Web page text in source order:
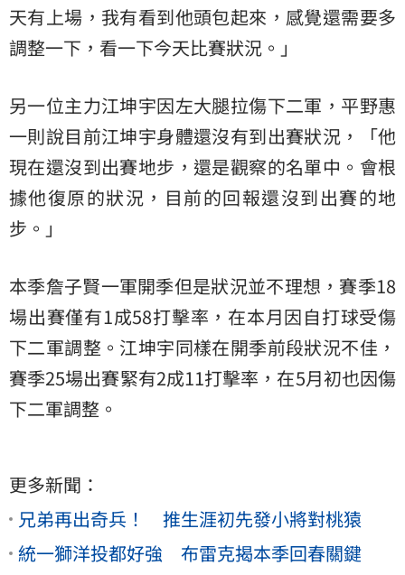
天有上場，我有看到他頭包起來，感覺還需要多
調整一下，看一下今天比賽狀況。」
另一位主力江坤宇因左大腿拉傷下二軍，平野惠
一則說目前江坤宇身體還沒有到出賽狀況，「他
現在還沒到出賽地步，還是觀察的名單中。會根
據他復原的狀況，目前的回報還沒到出賽的地
步。」
本季詹子賢一軍開季但是狀況並不理想，賽季18
場出賽僅有1成58打擊率，在本月因自打球受傷
下二軍調整。江坤宇同樣在開季前段狀況不佳，
賽季25場出賽緊有2成11打擊率，在5月初也因傷
下二軍調整。
更多新聞：
兄弟再出奇兵！ 推生涯初先發小將對桃猿
統一獅洋投都好強 布雷克揭本季回春關鍵